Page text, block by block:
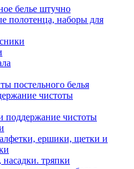
белье штучно
полотенца, наборы для
постельного белья
чистоты
поддержание чистоты
ершики, щетки и
тряпки